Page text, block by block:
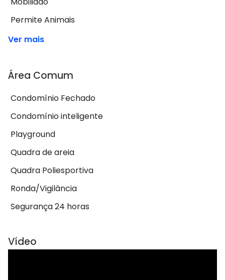
Permite Animais
Ver mais
Área Comum
Condomínio Fechado
Condomínio inteligente
Playground
Quadra de areia
Quadra Poliesportiva
Ronda/Vigilância
Segurança 24 horas
Vídeo